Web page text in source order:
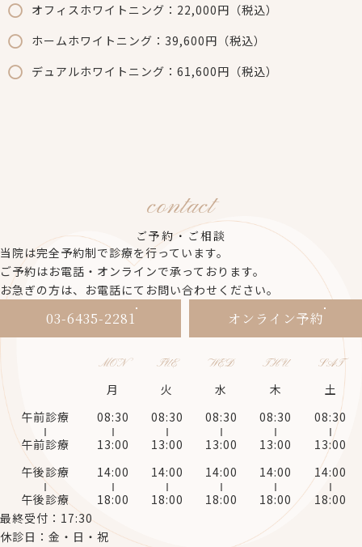
オフィスホワイトニング：22,000円（税込）
ホームホワイトニング：39,600円（税込）
デュアルホワイトニング：61,600円（税込）
contact
ご予約・ご相談
当院は完全予約制で診療を行っています。
ご予約はお電話・オンラインで承っております。
お急ぎの方は、お電話にてお問い合わせください。
03-6435-2281 オンライン予約
MON TUE WED THU SAT
月 火 水 木
土
午前診療
08:30 08:30 08:30 08:30
08:30
午前診療
13:00 13:00 13:00 13:00
13:00
午後診療
14:00 14:00 14:00 14:00
14:00
午後診療
18:00 18:00 18:00 18:00
18:00
最終受付：17:30
休診日：金・日・祝